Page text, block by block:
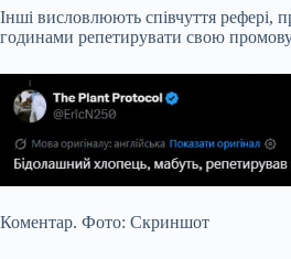
Інші висловлюють співчуття рефері,
годинами репетирувати свою
Коментар. Фото: Скриншот